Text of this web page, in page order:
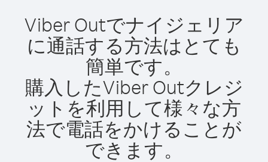
Viber Outでナイジェリア
に通話する方法はとても
簡単です。
購入したViber Outクレジ
ットを利用して様々な方
法で電話をかけることが
できます。